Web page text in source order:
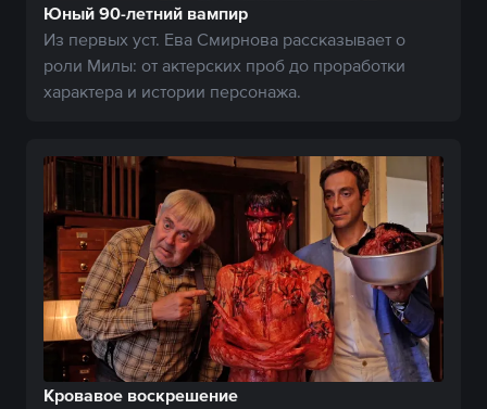
Юный 90-летний вампир
Из первых уст. Ева Смирнова рассказывает о
роли Милы: от актерских проб до проработки
характера и истории персонажа.
Кровавое воскрешение